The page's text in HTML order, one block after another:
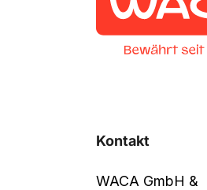
Kontakt
WACA GmbH &